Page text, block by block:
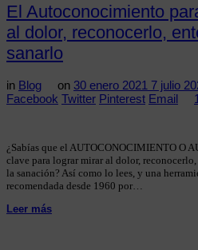
El Autoconocimiento
al dolor, reconocerlo,
sanarlo
in Blog on 30 enero 2021 7 julio
Facebook Twitter Pinterest Email
¿Sabías que el AUTOCONOCIMIENTO O
clave para lograr mirar al dolor,
la sanación? Así como lo lees, y una
recomendada desde 1960 por…
Leer más